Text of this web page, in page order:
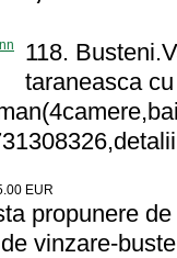
118.
taraneasca
EUR
propunere
vinzare-